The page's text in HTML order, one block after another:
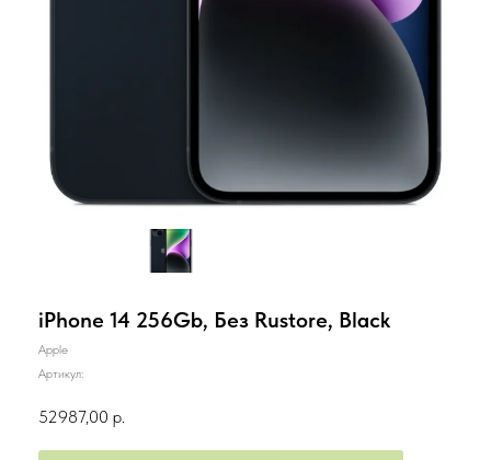
iPhone 14 256Gb, Без Rustore, Black
Apple
Артикул:
52987,00 р.